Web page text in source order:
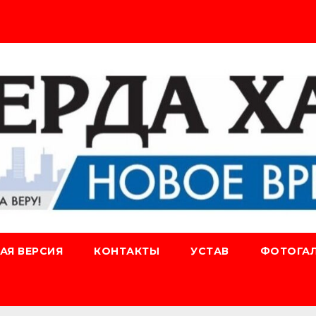
ВЕРСИЯ КОНТАКТЫ УСТАВ